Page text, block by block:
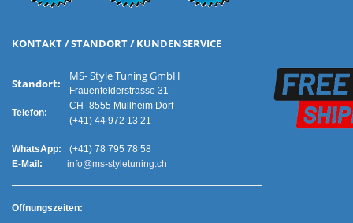
KONTAKT / STANDORT / KUNDENSERVICE
Standort:
Telefon:
MS- Style Tuning GmbH
Frauenfelderstrasse 31
CH- 8555 Müllheim Dorf
(+41) 44 972 13 21
WhatsApp:
(+41) 78 795 78 58
E-Mail:
info@ms-styletuning.ch
Öffnungszeiten: